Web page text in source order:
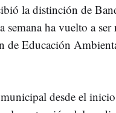
la distinción de
semana ha vuelto a
de Educación
desde el